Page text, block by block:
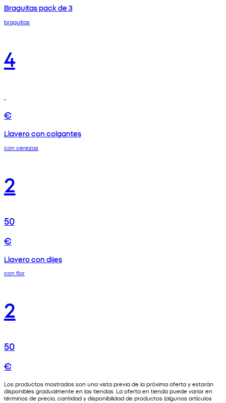
Braguitas pack de 3
braguitas
4
€
Llavero con colgantes
con cerezas
2
50
€
Llavero con dijes
con flor
2
50
€
Los productos mostrados son una vista previa de la próxima oferta y estarán
disponibles gradualmente en las tiendas. La oferta en tienda puede variar en
términos de precio, cantidad y disponibilidad de productos (algunos artículos